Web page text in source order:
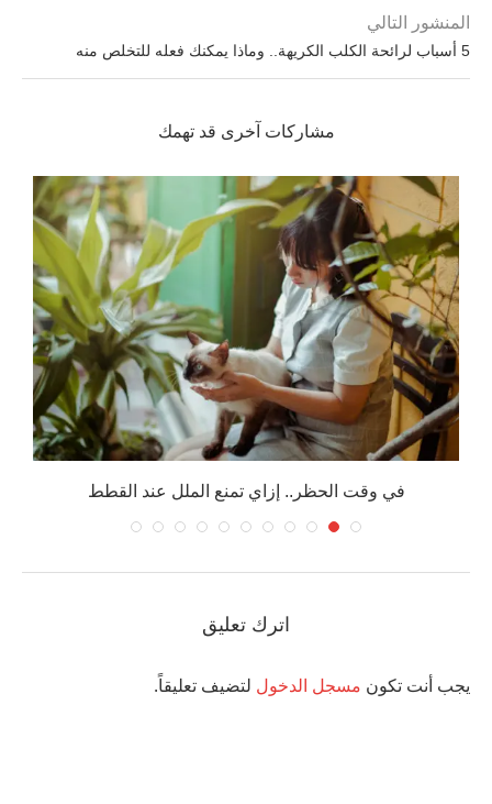
المنشور التالي
5 أسباب لرائحة الكلب الكريهة.. وماذا يمكنك فعله للتخلص منه
مشاركات آخرى قد تهمك
في وقت الحظر.. إزاي تمنع الملل عند القطط
اترك تعليق
يجب أنت تكون مسجل الدخول لتضيف تعليقاً.